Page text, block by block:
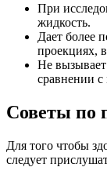
При
жидкость.
Дает более
проекциях,
Не
сравнении с
Советы по
Для того чтобы
следует